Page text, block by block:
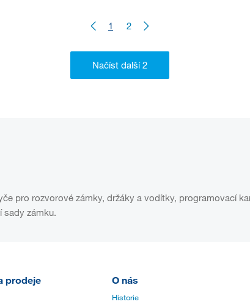
1 2
pro rozvorové zámky, držáky a vodítky, programovací
sady zámku.
prodeje O nás
Historie